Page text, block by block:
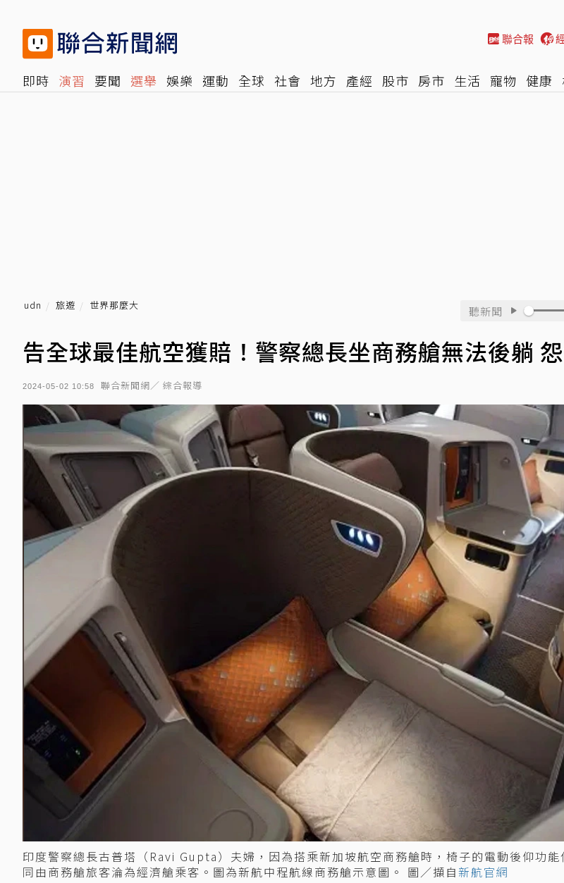
聯合報
即時 演習 要聞 選舉 娛樂 運動 全球 社會 地方 產經 股市 房市 生活 寵物 健康
udn 旅遊 世界那麼大 聽新聞
告全球最佳航空獲賠！警察總長坐商務艙無法後躺
2024-05-02 10:58 聯合新聞網／ 綜合報導
印度警察總長古普塔（Ravi Gupta）夫婦，因為搭乘新加坡航空商務艙時，椅子的電動後仰功
同由商務艙旅客淪為經濟艙乘客。圖為新航中程航線商務艙示意圖。 圖／擷自新航官網